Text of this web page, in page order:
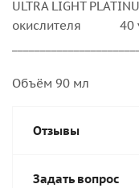
ULTRA LIGHT
окислителя 40
Объём 90 мл
Отзывы
Задать вопрос